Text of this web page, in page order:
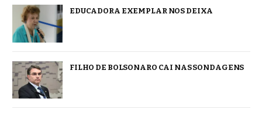
EDUCADORA EXEMPLAR NOS DEIXA
FILHO DE BOLSONARO CAI NAS SONDAGENS